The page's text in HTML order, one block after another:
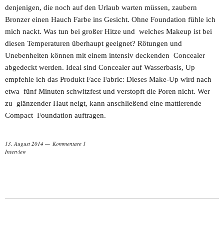
denjenigen, die noch auf den Urlaub warten müssen, zaubern
Bronzer einen Hauch Farbe ins Gesicht. Ohne Foundation fühle ich
mich nackt. Was tun bei großer Hitze und welches Makeup ist bei
diesen Temperaturen überhaupt geeignet? Rötungen und
Unebenheiten können mit einem intensiv deckenden Concealer
abgedeckt werden. Ideal sind Concealer auf Wasserbasis, Up
empfehle ich das Produkt Face Fabric: Dieses Make-Up wird nach
etwa fünf Minuten schwitzfest und verstopft die Poren nicht. Wer
zu glänzender Haut neigt, kann anschließend eine mattierende
Compact Foundation auftragen.
13. August 2014
Kommentare 1
Interview